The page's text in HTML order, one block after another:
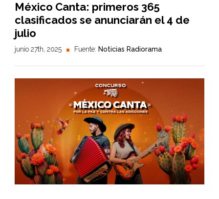
México Canta: primeros 365
clasificados se anunciarán el 4 de
julio
junio 27th, 2025 Fuente: Noticias Radiorama